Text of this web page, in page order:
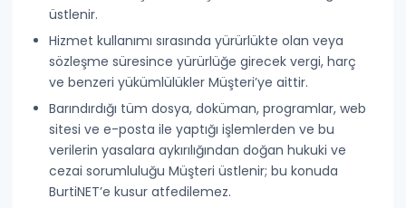
üstlenir.
Hizmet kullanımı sırasında yürürlükte olan veya
sözleşme süresince yürürlüğe girecek vergi, harç
ve benzeri yükümlülükler Müşteri’ye aittir.
Barındırdığı tüm dosya, doküman, programlar, web
sitesi ve e-posta ile yaptığı işlemlerden ve bu
verilerin yasalara aykırılığından doğanhukuki ve
cezai sorumluluğu Müşteri üstlenir; bu konuda
BurtiNET’e kusur atfedilemez.